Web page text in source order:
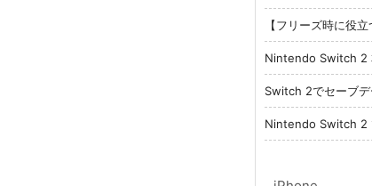
【フリーズ時に役
Nintendo Switch 2
Switch 2でセーブ
Nintendo Switch 2